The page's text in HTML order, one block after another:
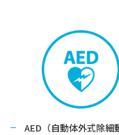
AED（自動体外式除細